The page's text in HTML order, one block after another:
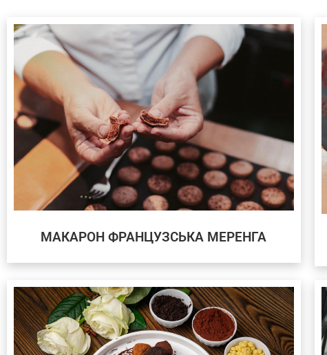
МАКАРОН ФРАНЦУЗСЬКА МЕРЕНГА